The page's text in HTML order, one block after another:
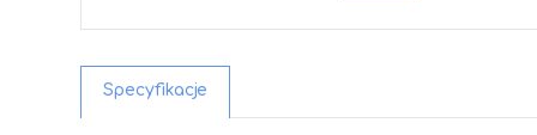
Specyfikacje